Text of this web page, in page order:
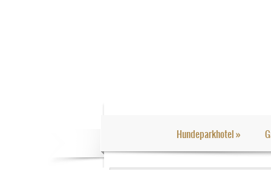
Hundeparkhotel»